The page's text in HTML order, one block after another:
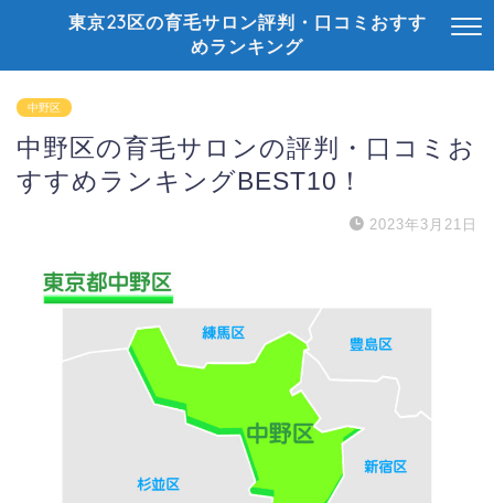
東京23区の育毛サロン評判・口コミおすす
めランキング
中野区
中野区の育毛サロンの評判・口コミお
すすめランキングBEST10！
2023年3月21日